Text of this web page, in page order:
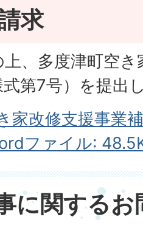
求
、多度津町空
第7号）を提出
家改修支援事業
ファイル:
に関する